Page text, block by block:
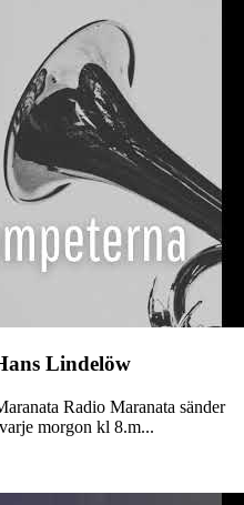
Lindelöw
Radio Maranata sänder
morgon kl 8.m...